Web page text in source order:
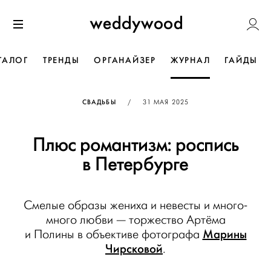
к содержанию
Weddywood
ТРЕНДЫ ОРГАНАЙЗЕР ЖУРНАЛ ГАЙДЫ
СВАДЬБЫ / ОПУБЛИКОВАНО
31 МАЯ 2025
Плюс романтизм: роспись
в Петербурге
Смелые образы жениха и невесты и много-
много любви — торжество Артёма
и Полины в объективе фотографа Марины
Чирсковой.